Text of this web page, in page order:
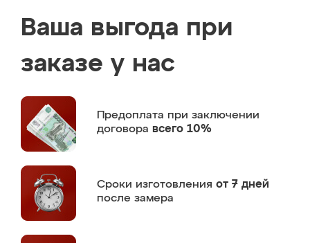
Ваша выгода при
заказе у нас
Предоплата при заключении
договора всего 10%
Сроки изготовления от 7 дней
после замера